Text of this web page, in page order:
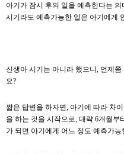
아기가 잠시 후의 일을 예측한다는
시기라도 예측가능한 일은 아기에게
신생아 시기는 아니라 했으니, 언제
요?
짧은 답변을 하자면, 아기에 따라 차
을 하는 것을 시작으로, 대략 6개월부
가 되면 아기에게 어느 정도 예측가